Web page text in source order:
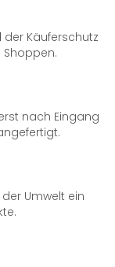
Käuferschutz
Shoppen.
nach Eingang
Umwelt ein